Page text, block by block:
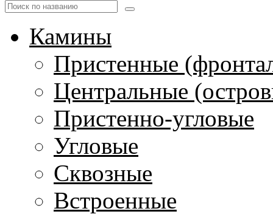
Камины
Пристенные
Центральные
Пристенно-угловые
Угловые
Сквозные
Встроенные